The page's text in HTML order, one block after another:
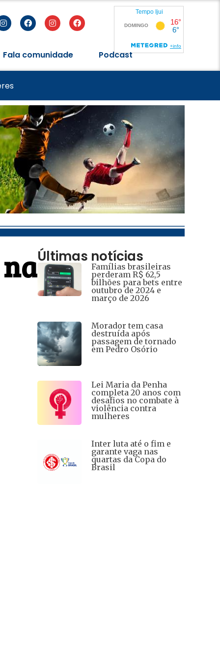
Fala comunidade Podcast
2026
Últimas notícias
Famílias brasileiras
perderam R$ 62,5
bilhões para bets entre
outubro de 2024 e
março de 2026
Morador tem casa
destruída após
passagem de tornado
em Pedro Osório
Lei Maria da Penha
completa 20 anos com
desafios no combate à
violência contra
mulheres
Inter luta até o fim e
garante vaga nas
quartas da Copa do
Brasil